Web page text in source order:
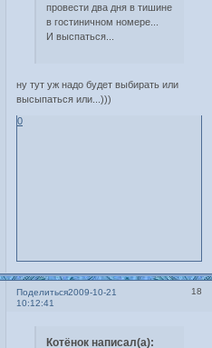
провести два дня в тишине
в гостиничном номере...
И выспаться...
ну тут уж надо будет выбирать или
высыпаться или...)))
0
Поделиться 18
2009-10-21
10:12:41
Котёнок написал(а):